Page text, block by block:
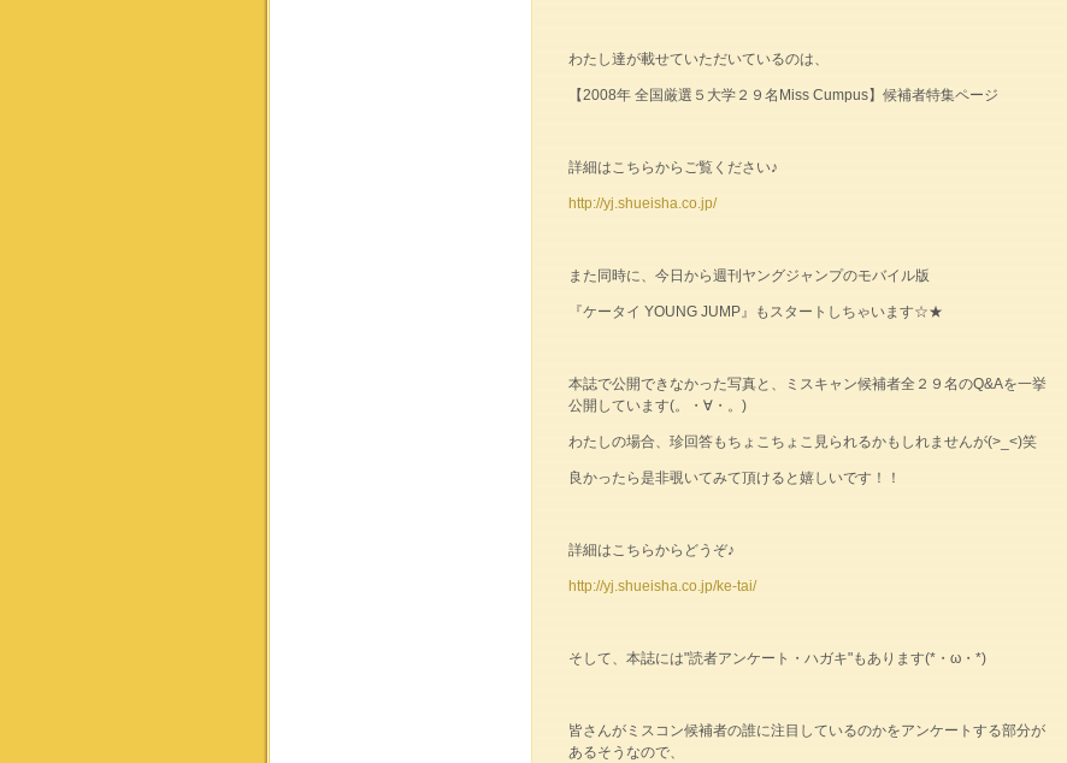
わたし達が載せていただいているのは、
【2008年 全国厳選５大学２９名Miss Cumpus】候補者特集ページ
詳細はこちらからご覧ください♪
http://yj.shueisha.co.jp/
また同時に、今日から週刊ヤングジャンプのモバイル版
『ケータイ YOUNG JUMP』もスタートしちゃいます☆★
本誌で公開できなかった写真と、ミスキャン候補者全２９名のQ&Aを一挙
公開しています(。・∀・。)
わたしの場合、珍回答もちょこちょこ見られるかもしれませんが(>_<)笑
良かったら是非覗いてみて頂けると嬉しいです！！
詳細はこちらからどうぞ♪
http://yj.shueisha.co.jp/ke-tai/
そして、本誌には"読者アンケート・ハガキ"もあります(*・ω・*)
皆さんがミスコン候補者の誰に注目しているのかをアンケートする部分が
あるそうなので、